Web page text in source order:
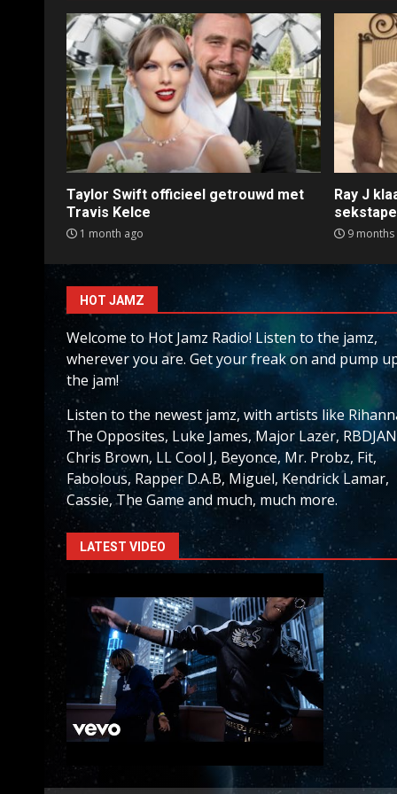
Taylor Swift officieel getrouwd met
Travis Kelce
1 month ago
Ray J
sekstape
9 months
HOT JAMZ
Welcome to Hot Jamz Radio! Listen to the jamz,
wherever you are. Get your freak on and pump
the jam!
Listen to the newest jamz, with artists like
The Opposites, Luke James, Major Lazer,
Chris Brown, LL Cool J, Beyonce, Mr. Probz, Fit,
Fabolous, Rapper D.A.B, Miguel, Kendrick Lamar,
Cassie, The Game and much, much more.
LATEST VIDEO